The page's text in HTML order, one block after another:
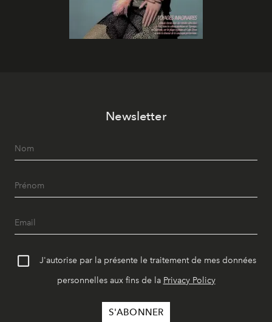
Newsletter
J'autorise par la présente le traitement de mes données
personnelles aux fins de la Privacy Policy